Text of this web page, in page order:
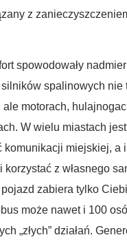
z
spowodowały
spalinowych nie
ale motorach,
W wielu miastach
komunikacji miejskiej, a
z własnego
zabiera tylko
może nawet i 100
„złych” działań.